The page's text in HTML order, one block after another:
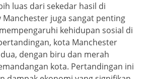
luas dari sekedar hasil di
Manchester juga sangat penting
kehidupan sosial di
kota Manchester
dengan biru dan merah
kota. Pertandingan ini